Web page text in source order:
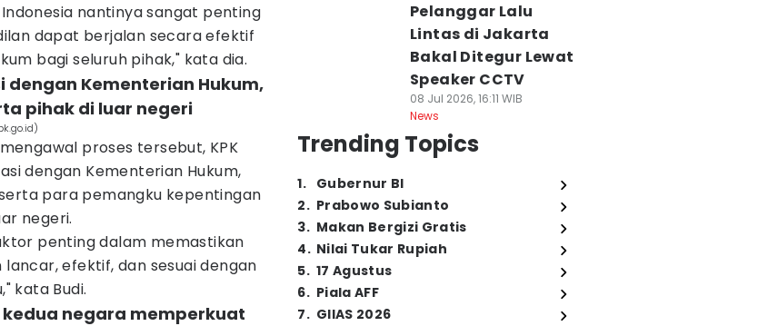
nantinya sangat penting
dapat berjalan secara efektif
bagi seluruh pihak," kata dia.
dengan Kementerian Hukum,
pihak di luar negeri
proses tersebut, KPK
dengan Kementerian Hukum,
para pemangku kepentingan
negeri.
penting dalam memastikan
efektif, dan sesuai dengan
kata Budi.
negara memperkuat
Pelanggar Lalu
Lintas di Jakarta
Bakal Ditegur Lewat
Speaker CCTV
08 Jul 2026, 16:11 WIB
News
Trending Topics
1. Gubernur BI
2. Prabowo Subianto
3. Makan Bergizi Gratis
4. Nilai Tukar Rupiah
5. 17 Agustus
6. Piala AFF
7. GIIAS 2026